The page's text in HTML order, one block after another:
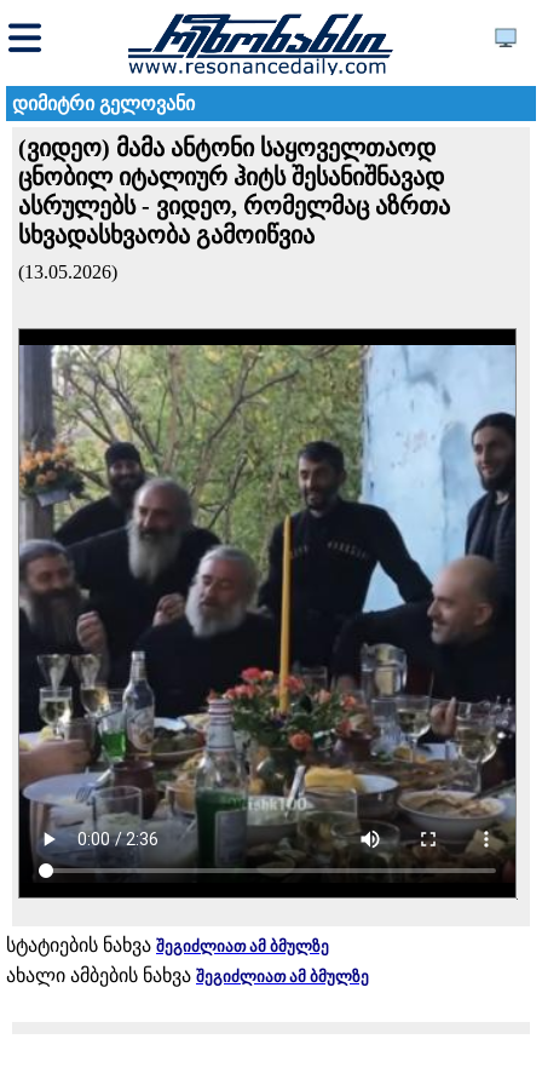
დიმიტრი გელოვანი
(ვიდეო) მამა ანტონი საყოველთაოდ
ცნობილ იტალიურ ჰიტს შესანიშნავად
ასრულებს - ვიდეო, რომელმაც აზრთა
სხვადასხვაობა გამოიწვია
(13.05.2026)
სტატიების ნახვა შეგიძლიათ ამ ბმულზე
ახალი ამბების ნახვა შეგიძლიათ ამ ბმულზე